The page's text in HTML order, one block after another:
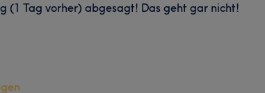
(1 Tag vorher) abgesagt! Das geht gar nicht!